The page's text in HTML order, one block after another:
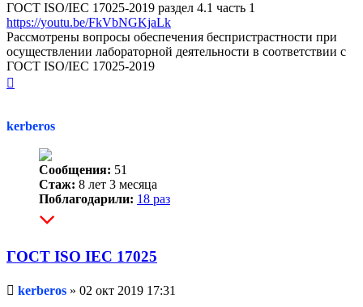
ГОСТ ISO/IEC 17025-2019 раздел 4.1 часть 1
https://youtu.be/FkVbNGKjaLk
Рассмотрены вопросы обеспечения беспристрастности при
осуществлении лабораторной деятельности в соответствии с
ГОСТ ISO/IEC 17025-2019
kerberos
Сообщения: 51
Стаж: 8 лет 3 месяца
Поблагодарили: 18 раз
ГОСТ ISO IEC 17025
Непрочитанное
kerberos » 02 окт 2019 17:31